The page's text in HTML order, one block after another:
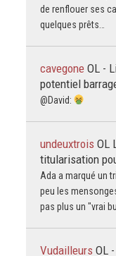
de renflouer ses
quelques prêts…
cavegone OL -
potentiel
@David:
undeuxtrois OL
titularisation
Ada a marqué un
peu les
pas plus un "vrai
Vudailleurs OL